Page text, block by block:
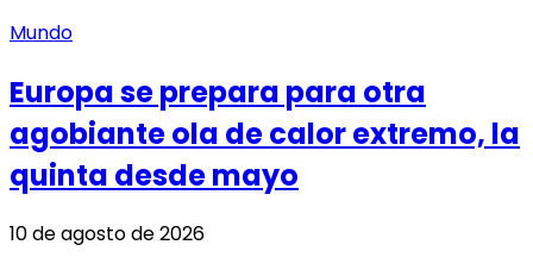
Mundo
Europa se prepara para otra
agobiante ola de calor extremo, la
quinta desde mayo
10 de agosto de 2026